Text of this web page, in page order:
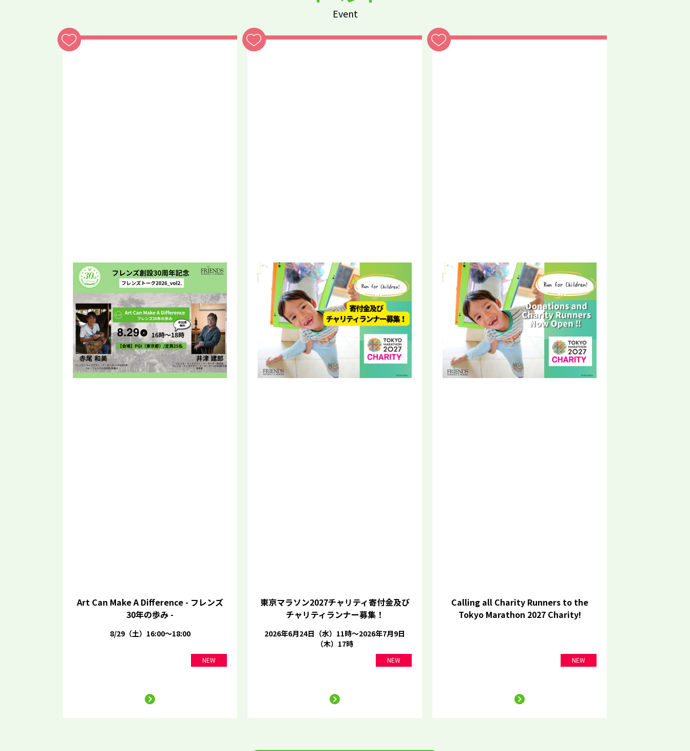
Event
Art Can Make A Difference - フレンズ
30年の歩み -
8/29（土）16:00～18:00
NEW
東京マラソン2027チャリティ寄付金及び
チャリティランナー募集！
2026年6月24日（水）11時～2026年7月9日
（木）17時
NEW
Calling all Charity Runners to the
Tokyo Marathon 2027 Charity!
NEW